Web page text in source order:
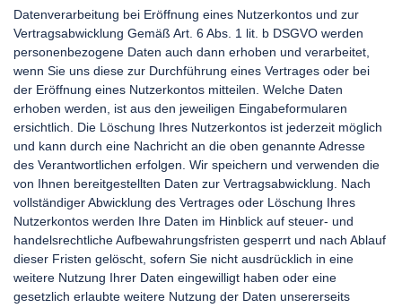
Datenverarbeitung bei Eröffnung eines Nutzerkontos und zur
Vertragsabwicklung Gemäß Art. 6 Abs. 1 lit. b DSGVO werden
personenbezogene Daten auch dann erhoben und verarbeitet,
wenn Sie uns diese zur Durchführung eines Vertrages oder bei
der Eröffnung eines Nutzerkontos mitteilen. Welche Daten
erhoben werden, ist aus den jeweiligen Eingabeformularen
ersichtlich. Die Löschung Ihres Nutzerkontos ist jederzeit möglich
und kann durch eine Nachricht an die oben genannte Adresse
des Verantwortlichen erfolgen. Wir speichern und verwenden die
von Ihnen bereitgestellten Daten zur Vertragsabwicklung. Nach
vollständiger Abwicklung des Vertrages oder Löschung Ihres
Nutzerkontos werden Ihre Daten im Hinblick auf steuer- und
handelsrechtliche Aufbewahrungsfristen gesperrt und nach Ablauf
dieser Fristen gelöscht, sofern Sie nicht ausdrücklich in eine
weitere Nutzung Ihrer Daten eingewilligt haben oder eine
gesetzlich erlaubte weitere Nutzung der Daten unsererseits